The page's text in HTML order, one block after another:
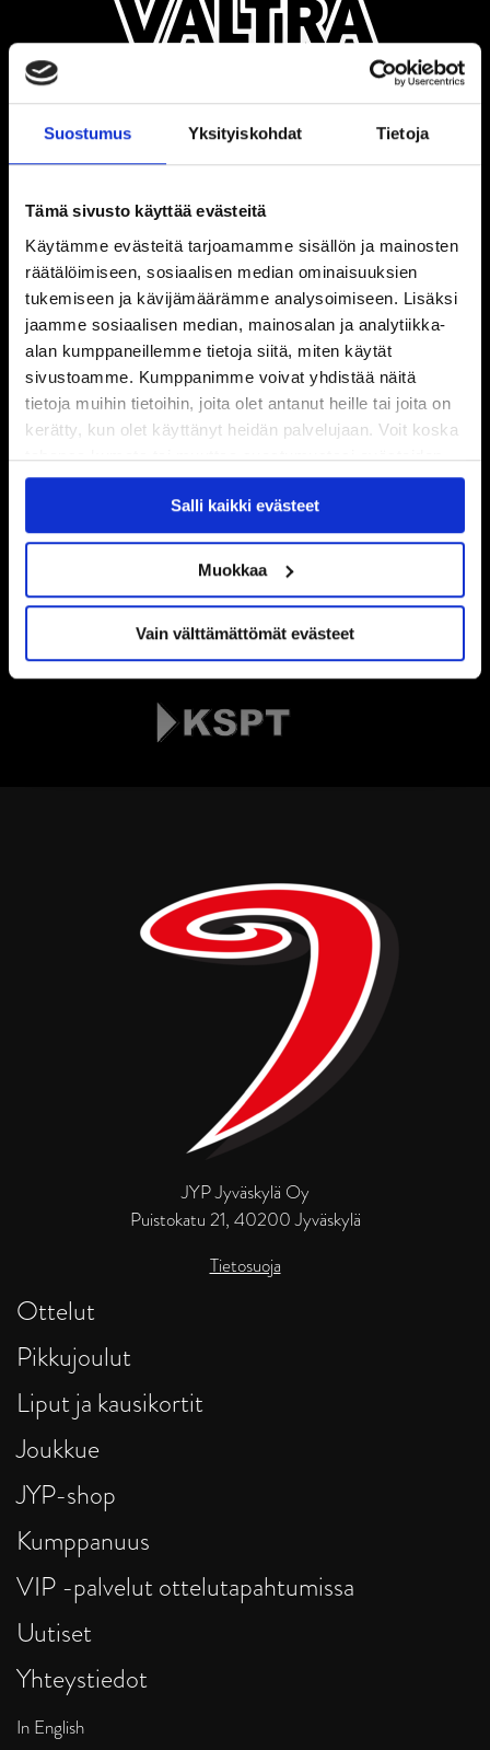
Suostumus Yksityiskohdat Tietoja
Tämä sivusto käyttää evästeitä
Käytämme evästeitä tarjoamamme sisällön ja mainosten
räätälöimiseen, sosiaalisen median ominaisuuksien
tukemiseen ja kävijämäärämme analysoimiseen. Lisäksi
jaamme sosiaalisen median, mainosalan ja analytiikka-
alan kumppaneillemme tietoja siitä, miten käytät
sivustoamme. Kumppanimme voivat yhdistää näitä
tietoja muihin tietoihin, joita olet antanut heille tai joita on
kerätty, kun olet käyttänyt heidän palvelujaan. Voit koska
tahansa kumota tai muuttaa suostumustasi evästeiden
käytöstäEvästeet-sivultamme.
Salli kaikki evästeet
Muokkaa
Vain välttämättömät evästeet
JYP Jyväskylä Oy
Puistokatu 21, 40200 Jyväskylä
Tietosuoja
Ottelut
Pikkujoulut
Liput ja kausikortit
Joukkue
JYP-shop
Kumppanuus
VIP -palvelut ottelutapahtumissa
Uutiset
Yhteystiedot
In English